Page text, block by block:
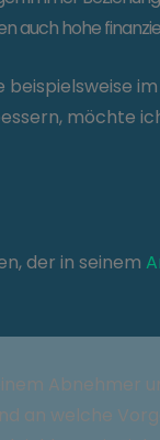
auch hohe
möchte
der in seinem
Abnehmer
an welche